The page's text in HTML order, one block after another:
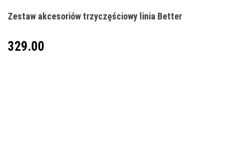
Zestaw akcesoriów trzyczęściowy linia Better
329.00